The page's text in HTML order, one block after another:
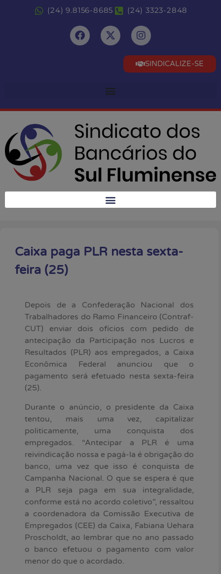
(24) 9.8156-8685 (24) 3323-2848
SINDICALIZE-SE
Caixa paga PLR nesta sexta-
feira (25)
Depois de a Confederação Nacional dos
Trabalhadores do Ramo Financeiro (Contraf-
CUT) enviar dois ofícios com pedido de
antecipação da Participação nos Lucros e
Resultados (PLR) aos empregados, a Caixa
Econômica Federal anunciou que o
pagamento será efetuado nesta sexta-feira
(25).
Durante o anúncio, o presidente da Caixa
tentou, mais uma vez, capitalizar
politicamente, uma conquista dos
empregados. “Antecipar a PLR é uma
reivindicação nossa e pagá-la é obrigação do
banco, uma vez que isso é conquista de
Campanha Nacional. O que se espera é que
a PLR seja paga em sua integralidade,
conforme está no acordo coletivo”, ressaltou
a coordenadora da Comissão Executiva de
Empregados (CEE) da Caixa, Fabiana Uehara
Proscholdt, ao lembrar que no ano passado
o banco efetuou o pagamento com valor
menor do que o acordado.